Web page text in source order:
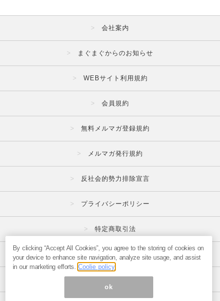
会社案内
まぐまぐからのお知らせ
WEBサイト利用規約
会員規約
無料メルマガ登録規約
メルマガ発行規約
反社会的勢力排除宣言
プライバシーポリシー
特定商取引法
広告掲載はこちら
メルマガの不正・違反報告はこちら
By clicking “Accept All Cookies”, you agree to the storing of cookies on
your device to enhance site navigation, analyze site usage, and assist
in our marketing efforts. Coolie policy
ok